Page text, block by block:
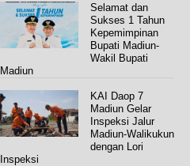
Selamat dan
Sukses 1 Tahun
Kepemimpinan
Bupati Madiun-
Wakil Bupati
Madiun
KAI Daop 7
Madiun Gelar
Inspeksi Jalur
Madiun-Walikukun
dengan Lori
Inspeksi